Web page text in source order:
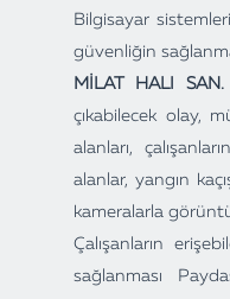
Bilgisayar
güvenliğin
MİLAT HALI SAN.
çıkabilecek olay,
alanları,
alanlar, yangın
kameralarla görüntü
Çalışanların
sağlanması